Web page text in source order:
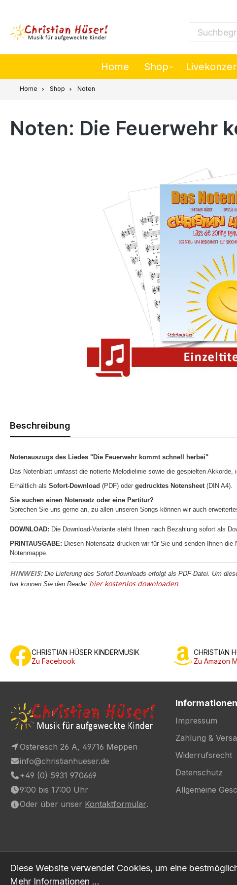
Home Shop
Home Shop Noten
Noten: Die Feuerwehr
Beschreibung
Notenauszugs des Liedes "Die Feuerwehr kommt schnell herbei"
Das Notenblatt umfasst die notierte Melodielinie sowie die gespielten
Erhältlich als Sofort-Download (PDF) oder gedrucktes Notensheet (DIN A4).
Sie suchen einen Notensatz oder eine Partitur?
Sprechen Sie uns gerne an, zu allen unseren Songs können wir auch
DOWNLOAD: Die Download-Variante steht Ihnen nach Bezahlung sofort als
PRINTAUSGABE: Diesen Notensatz drucken wir für Sie und senden Ihnen
Notenmappe.
HINWEIS: Die Lieferung des Sofort-Downloads erfolgt als PDF-Datei. Um
hat können Sie den Reader hier kostenlos downloaden.
CHRISTIAN HÜSER KINDERMUSIK
Zu Facebook
CHRISTIAN
Zu Amazon
Osteresch 26 A, 49716 Meppen
info@christianhueser.de
+49 (0) 5931 970669
9:00 bis 17:00 Uhr
Oder über unser Kontaktformular.
Informationen
Impressum
Zahlung &
Widerrufsrecht
Datenschutz
Allgemeine
* Alle Preise inkl. gesetzl. Mehrwertsteuer zzgl.
Diese Website verwendet Cookies, um eine
Mehr Informationen ...